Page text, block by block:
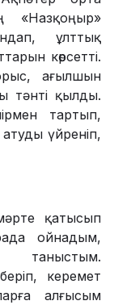
«Назқоңыр»
ұлттық
көрсетті.
ағылшын
тәнті қылды.
тартып,
үйреніп,
қатысып
ойнадым,
таныстым.
керемет
алғысым